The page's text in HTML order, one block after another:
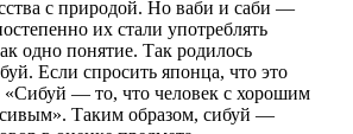
с природой. Но ваби и саби —
их стали употреблять
одно понятие. Так родилось
Если спросить японца, что это
«Сибуй — то, что человек с хорошим
Таким образом, сибуй —